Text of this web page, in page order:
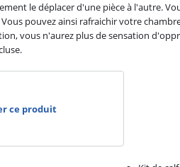
le déplacer d'une pièce à l'autre.
pouvez ainsi rafraichir votre
vous n'aurez plus de sensation
ce produit